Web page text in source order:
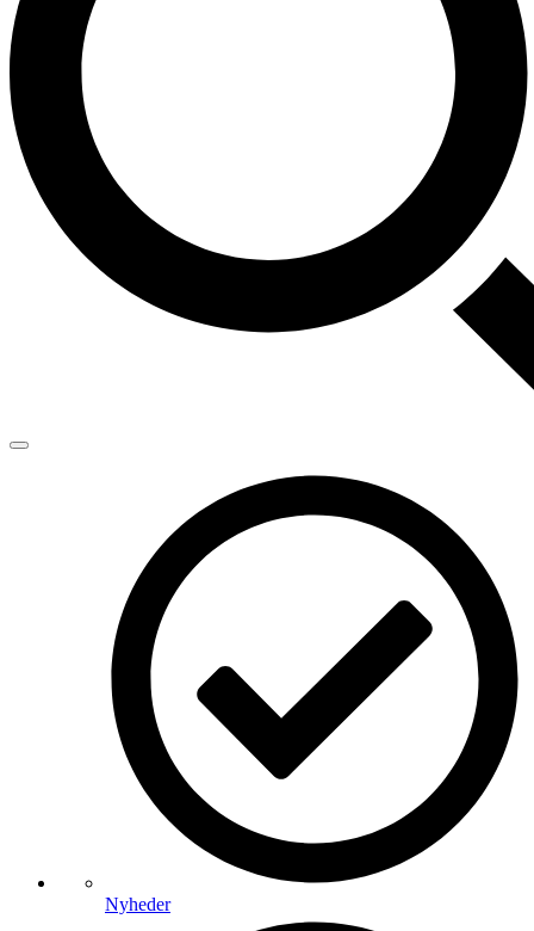
Nyheder